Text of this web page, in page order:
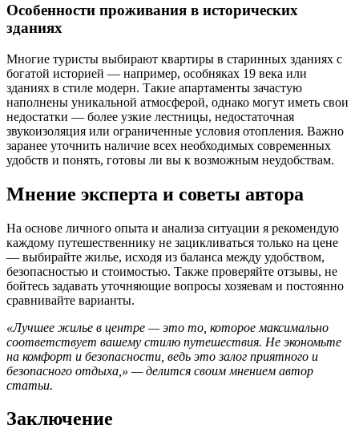
Особенности проживания в исторических
зданиях
Многие туристы выбирают квартиры в старинных зданиях с
богатой историей — например, особняках 19 века или
зданиях в стиле модерн. Такие апартаменты зачастую
наполнены уникальной атмосферой, однако могут иметь свои
недостатки — более узкие лестницы, недостаточная
звукоизоляция или ограниченные условия отопления. Важно
заранее уточнить наличие всех необходимых современных
удобств и понять, готовы ли вы к возможным неудобствам.
Мнение эксперта и советы автора
На основе личного опыта и анализа ситуации я рекомендую
каждому путешественнику не зацикливаться только на цене
— выбирайте жилье, исходя из баланса между удобством,
безопасностью и стоимостью. Также проверяйте отзывы, не
бойтесь задавать уточняющие вопросы хозяевам и постоянно
сравнивайте варианты.
«Лучшее жилье в центре — это то, которое максимально
соответствует вашему стилю путешествия. Не экономьте
на комфорт и безопасности, ведь это залог приятного и
безопасного отдыха,» — делится своим мнением автор
статьи.
Заключение